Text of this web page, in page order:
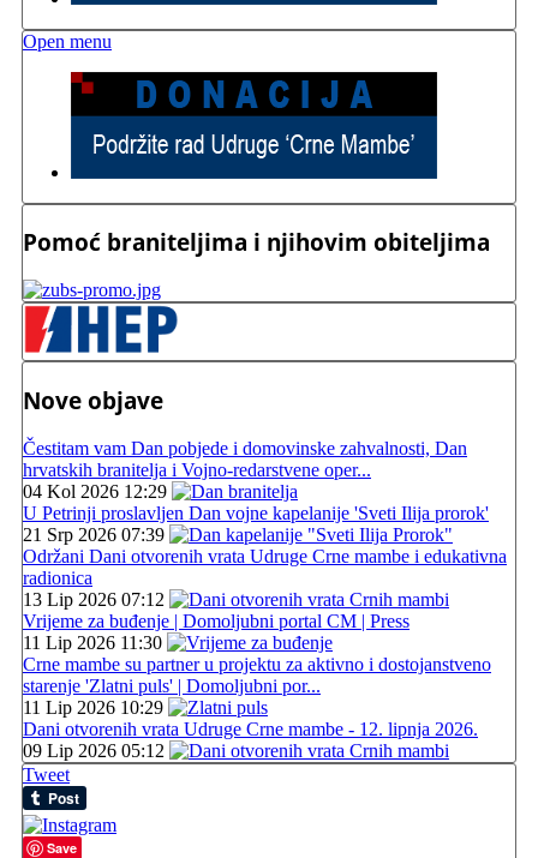
Open menu
Pomoć braniteljima i njihovim obiteljima
Nove objave
Čestitam vam Dan pobjede i domovinske zahvalnosti, Dan
hrvatskih branitelja i Vojno-redarstvene oper...
04 Kol 2026 12:29
U Petrinji proslavljen Dan vojne kapelanije 'Sveti Ilija prorok'
21 Srp 2026 07:39
Održani Dani otvorenih vrata Udruge Crne mambe i edukativna
radionica
13 Lip 2026 07:12
Vrijeme za buđenje | Domoljubni portal CM | Press
11 Lip 2026 11:30
Crne mambe su partner u projektu za aktivno i dostojanstveno
starenje 'Zlatni puls' | Domoljubni por...
11 Lip 2026 10:29
Dani otvorenih vrata Udruge Crne mambe - 12. lipnja 2026.
09 Lip 2026 05:12
Tweet
Save